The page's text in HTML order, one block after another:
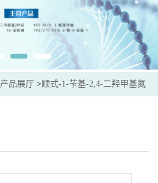
产品展厅 >顺式-1-苄基-2,4-二羟甲基氮